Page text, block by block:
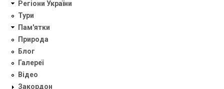
Регіони України
Тури
Пам'ятки
Природа
Блог
Галереї
Відео
Закордон